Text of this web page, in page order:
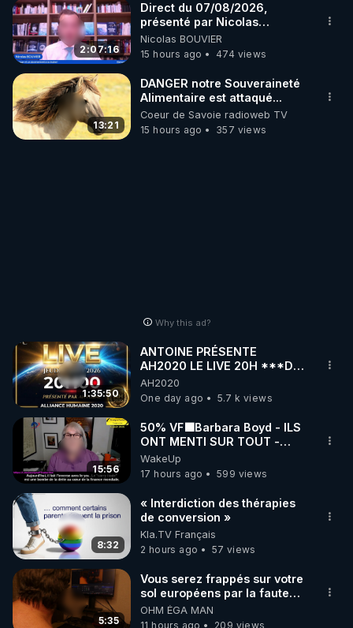
2:07:16
Direct du 07/08/2026,
présenté par Nicolas
BOUVIER
Nicolas BOUVIER
15 hours ago
474 views
13:21
DANGER notre Souveraineté
Alimentaire est attaqué...
Coeur de Savoie radioweb TV
15 hours ago
357 views
Why this ad?
1:35:50
ANTOINE PRÉSENTE
AH2020 LE LIVE 20H ***DU
06/08/2026***
AH2020
One day ago
5.7 k views
15:56
50% VF🟩Barbara Boyd - ILS
ONT MENTI SUR TOUT -
Jocelyne Traduction
WakeUp
17 hours ago
599 views
8:32
« Interdiction des thérapies
de conversion »
Kla.TV Français
2 hours ago
57 views
5:35
Vous serez frappés sur votre
sol européens par la faute
des dirigeants qui s'en
mettent dans le nez
OHM ÉGA MAN
11 hours ago
209 views